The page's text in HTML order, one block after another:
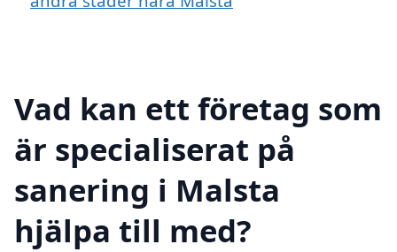
Vad kan ett företag som
är specialiserat på
sanering i Malsta
hjälpa till med?